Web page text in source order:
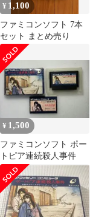
¥ 1,100
ファミコンソフト 7本
セット まとめ売り
¥ 1,500
ファミコンソフト ポー
トピア連続殺人事件